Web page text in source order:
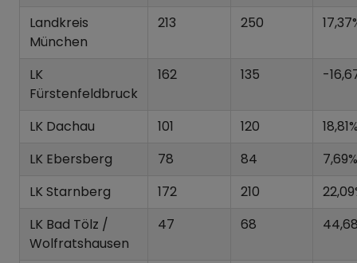
Landkreis
München
213 250
LK
Fürstenfeldbruck
162 135 -
LK Dachau 101 120
LK Ebersberg
78 84
7,69%
LK Starnberg
172 210
LK Bad Tölz /
Wolfratshausen
47 68